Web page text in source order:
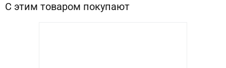
С этим товаром покупают